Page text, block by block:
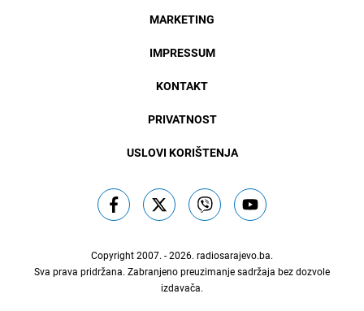
MARKETING
IMPRESSUM
KONTAKT
PRIVATNOST
USLOVI KORIŠTENJA
Copyright 2007. - 2026. radiosarajevo.ba.
Sva prava pridržana. Zabranjeno preuzimanje sadržaja bez dozvole
izdavača.